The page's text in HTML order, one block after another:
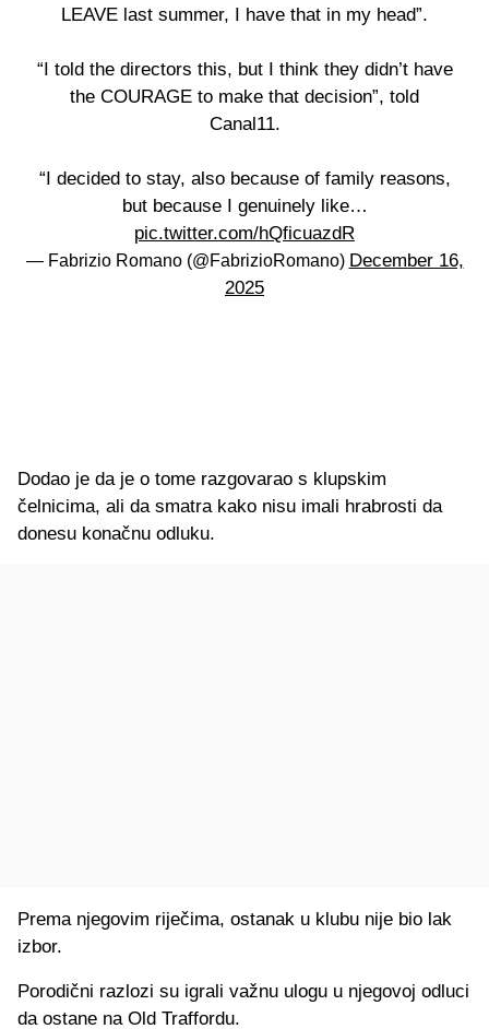
LEAVE last summer, I have that in my head”.
“I told the directors this, but I think they didn’t have
the COURAGE to make that decision”, told
Canal11.
“I decided to stay, also because of family reasons,
but because I genuinely like…
pic.twitter.com/hQficuazdR
— Fabrizio Romano (@FabrizioRomano) December 16,
2025
Dodao je da je o tome razgovarao s klupskim
čelnicima, ali da smatra kako nisu imali hrabrosti da
donesu konačnu odluku.
Prema njegovim riječima, ostanak u klubu nije bio lak
izbor.
Porodični razlozi su igrali važnu ulogu u njegovoj odluci
da ostane na Old Traffordu.